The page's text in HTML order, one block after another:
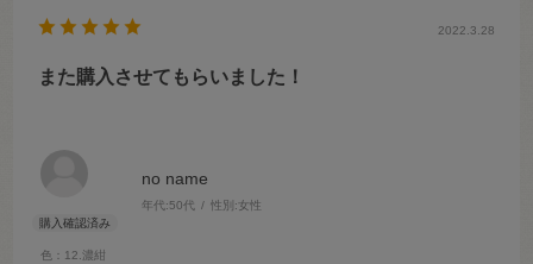
no name
年代:50代 性別:女性
色：12.濃紺
2022.3.28
また購入させてもらいました！